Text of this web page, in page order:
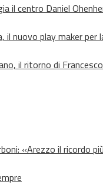
il centro Daniel
nuovo play maker per
il ritorno di
«Arezzo il ricordo